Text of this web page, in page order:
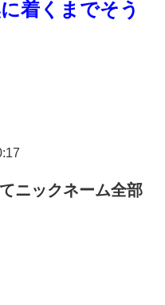
着くまでそう
ニックネーム全部